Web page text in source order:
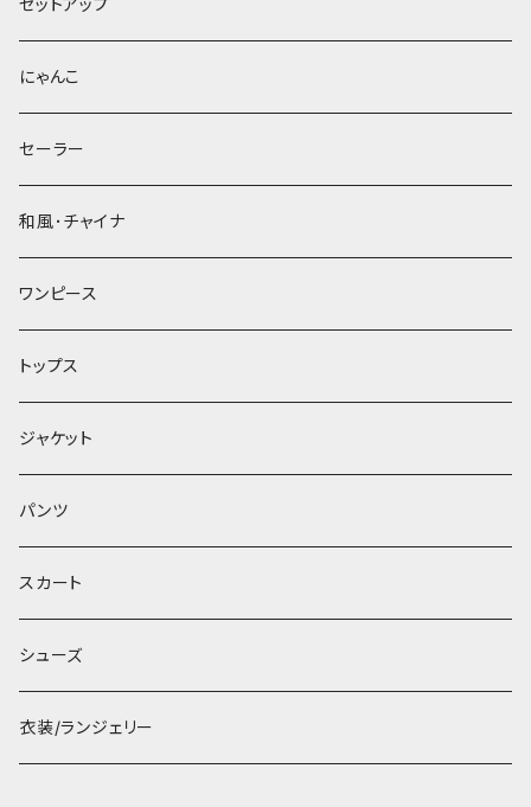
セットアップ
にゃんこ
セーラー
和風･チャイナ
ワンピース
トップス
ジャケット
パンツ
スカート
シューズ
衣装/ランジェリー